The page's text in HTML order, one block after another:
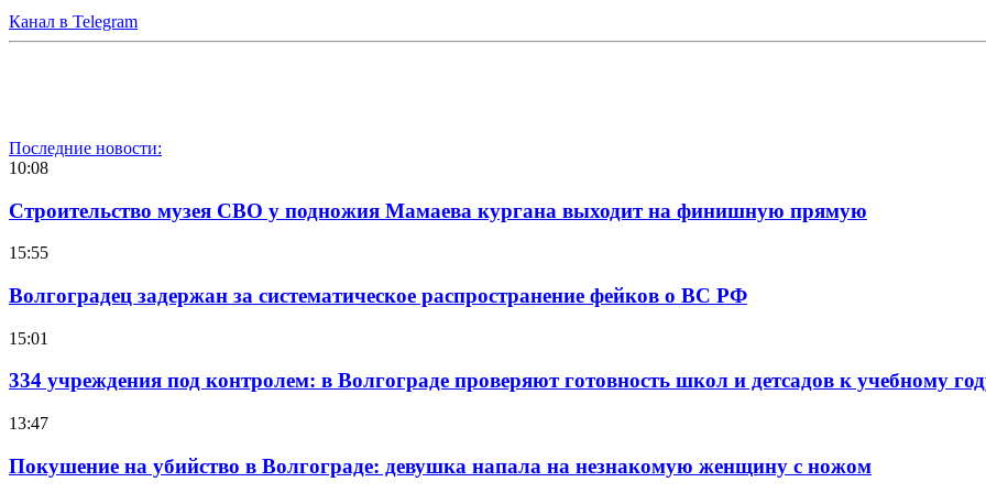
Канал в Telegram
Последние новости:
10:08
Строительство музея СВО у подножия Мамаева кургана выходит на финишную прямую
15:55
Волгоградец задержан за систематическое распространение фейков о ВС РФ
15:01
334 учреждения под контролем: в Волгограде проверяют готовность школ и детсадов к учебному
13:47
Покушение на убийство в Волгограде: девушка напала на незнакомую женщину с ножом